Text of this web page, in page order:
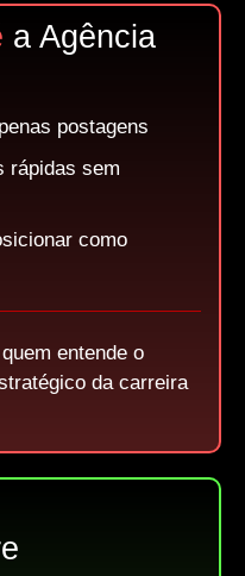
a Agência
postagens
rápidas sem
como
entende o
da carreira